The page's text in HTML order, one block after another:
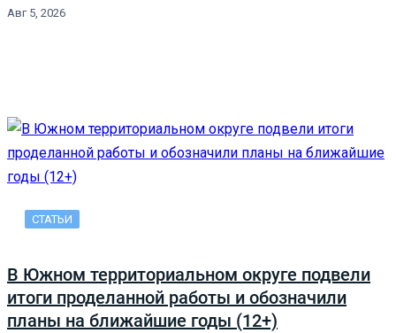
Авг 5, 2026
СТАТЬИ
В Южном территориальном округе подвели
итоги проделанной работы и обозначили
планы на ближайшие годы (12+)